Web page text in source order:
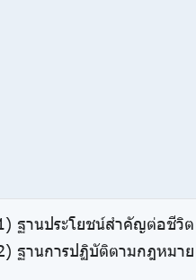
ฐานประโยชน์สำคัญต่อชีวิ
ฐานการปฏิบัติตามกฎหมา